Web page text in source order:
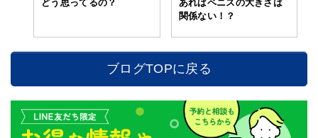
どう思ってるの？
あればペニスの大きさは
関係ない！？
ブログTOPに戻る